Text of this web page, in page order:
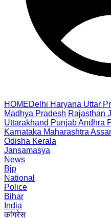
HOMEDelhi Haryana Uttar
Madhya Pradesh Rajasthan
Uttarakhand PunjabAndhra
Karnataka Maharashtra
Odisha Kerala
Jansamasya
News
Bjp
National
Police
Bihar
India
कांग्रेस